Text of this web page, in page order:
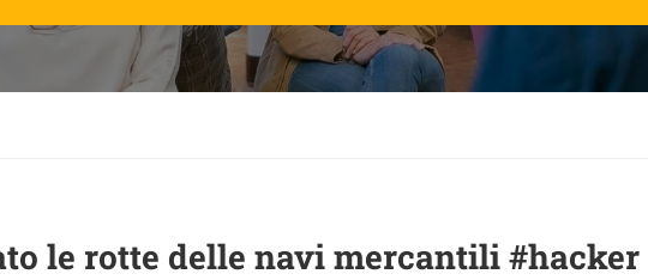
le rotte delle navi mercantili #hacker